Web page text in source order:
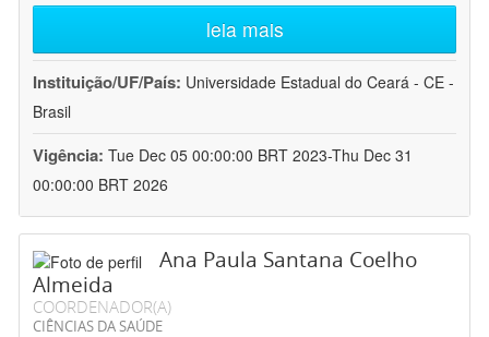
leia mais
Instituição/UF/País: Universidade Estadual do Ceará - CE -
Brasil
Vigência: Tue Dec 05 00:00:00 BRT 2023-Thu Dec 31
00:00:00 BRT 2026
Ana Paula Santana Coelho
Almeida
COORDENADOR(A)
CIÊNCIAS DA SAÚDE